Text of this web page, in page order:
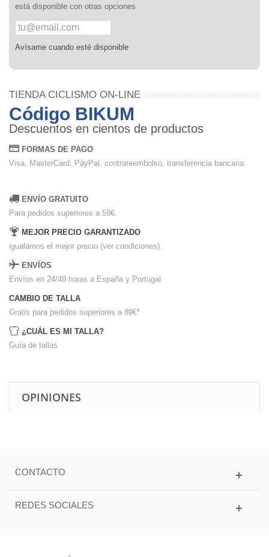
está disponible con otras opciones
Avísame cuando esté disponible
TIENDA CICLISMO ON-LINE
Código BIKUM
Descuentos en cientos de productos
FORMAS DE PAGO
Visa, MasterCard, PayPal, contrareembolso, transferencia bancaria.
ENVÍO GRATUITO
Para pedidos superiores a 59€.
MEJOR PRECIO GARANTIZADO
igualamos el mejor precio (ver condiciones).
ENVÍOS
Envíos en 24/48 horas a España y Portugal
CAMBIO DE TALLA
Gratis para pedidos superiores a 89€*
¿CUÁL ES MI TALLA?
Guía de tallas
OPINIONES
CONTACTO
REDES SOCIALES